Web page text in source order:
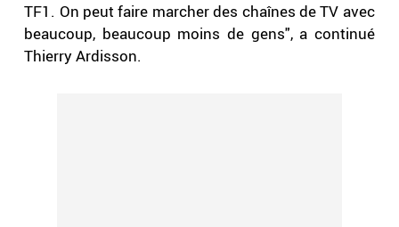
TF1. On peut faire marcher des chaînes de TV avec
beaucoup, beaucoup moins de gens", a continué
Thierry Ardisson.